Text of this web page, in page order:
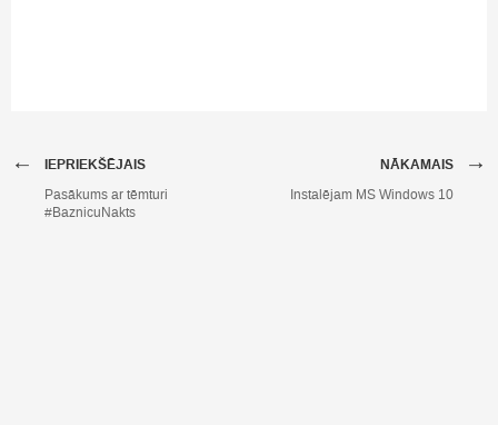
IEPRIEKŠĒJAIS
←
Pasākums ar tēmturi
#BaznicuNakts
NĀKAMAIS →
Instalējam MS Windows 10